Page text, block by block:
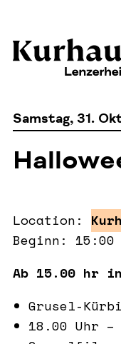
Samstag, 31.
Location:
Beginn: 15:00
Ab 15.00 hr
Grusel-
18.00 Uhr